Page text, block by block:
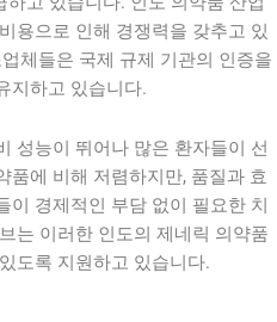
용으로 인해 경쟁력을 갖추고 있
체들은 국제 규제 기관의 인증을
지하고 있습니다.
성능이 뛰어나 많은 환자들이 선
품에 비해 저렴하지만, 품질과 효
이 경제적인 부담 없이 필요한 치
는 이러한 인도의 제네릭 의약품
도록 지원하고 있습니다.